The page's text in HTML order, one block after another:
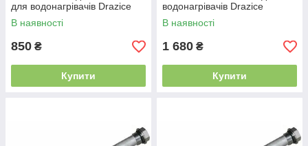
для водонагрівачів Drazice
В наявності
850 ₴
Купити
водонагрівачів Drazice
В наявності
1 680 ₴
Купити